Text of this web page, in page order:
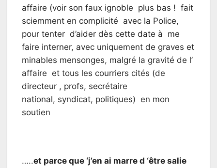
affaire (voir son faux ignoble plus bas ! fait
sciemment en complicité avec la Police,
pour tenter d’aider dès cette date à me
faire interner, avec uniquement de graves et
minables mensonges, malgré la gravité de l’
affaire et tous les courriers cités (de
directeur , profs, secrétaire
national, syndicat, politiques) en mon
soutien
…..et parce que ‘j’en ai marre d ‘être salie